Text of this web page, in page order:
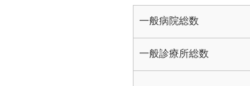
一般病院総数
一般診療所総数